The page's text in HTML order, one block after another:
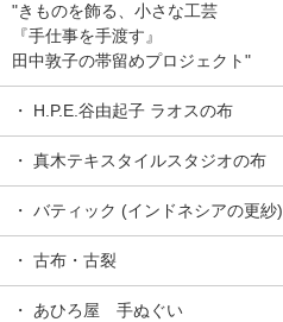
"きものを飾る、小さな工芸
『手仕事を手渡す』
田中敦子の帯留めプロジェクト"
・ H.P.E.谷由起子 ラオスの布
・ 真木テキスタイルスタジオの布
・ バティック (インドネシアの更紗)
・ 古布・古裂
・ あひろ屋 手ぬぐい